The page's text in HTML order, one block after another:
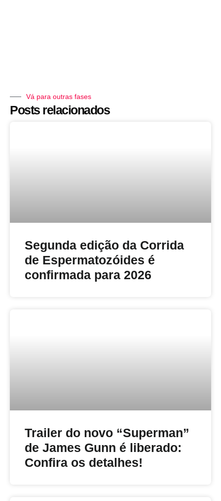
Vá para outras fases
Posts relacionados
Segunda edição da Corrida
de Espermatozóides é
confirmada para 2026
Trailer do novo “Superman”
de James Gunn é liberado:
Confira os detalhes!